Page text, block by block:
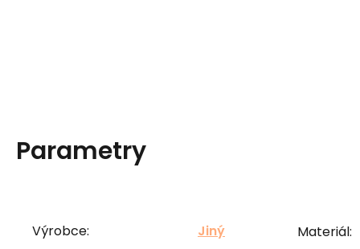
Parametry
Výrobce: Jiný Materiál: